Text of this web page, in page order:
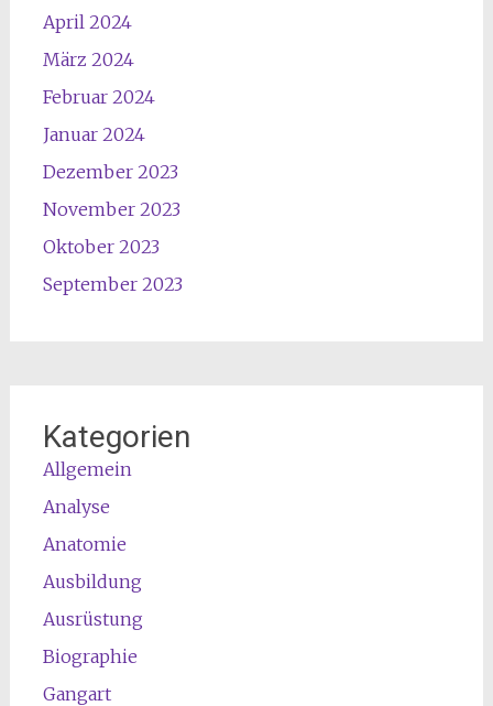
April 2024
März 2024
Februar 2024
Januar 2024
Dezember 2023
November 2023
Oktober 2023
September 2023
Kategorien
Allgemein
Analyse
Anatomie
Ausbildung
Ausrüstung
Biographie
Gangart